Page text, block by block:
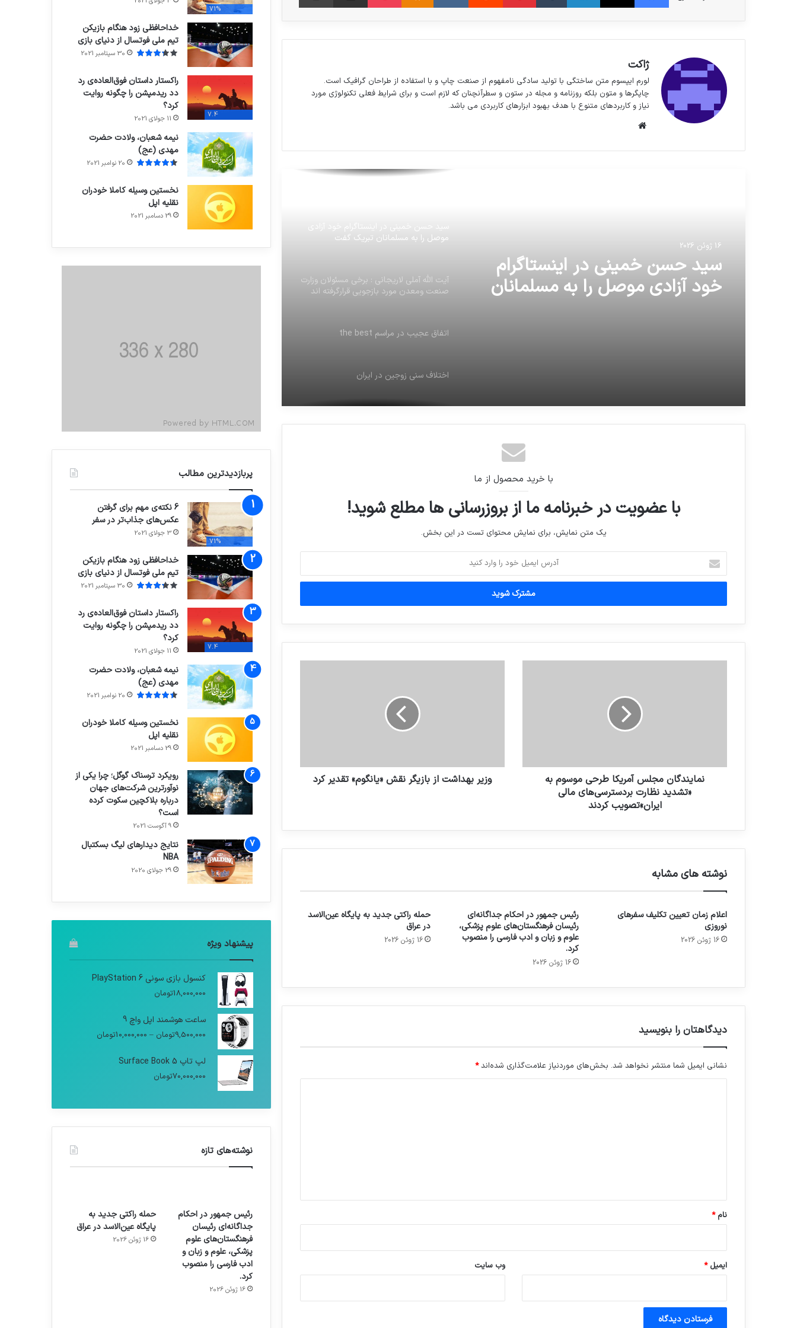
ژاکت
لورم ایپسوم متن ساختگی با تولید سادگی نامفهوم از صنعت چاپ و با استفاده از طراحان گرافیک است.
چاپگرها و متون بلکه روزنامه و مجله در ستون و سطرآنچنان که لازم است و برای شرایط فعلی تکنولوژی مورد
نیاز و کاربردهای متنوع با هدف بهبود ابزارهای کاربردی می باشد.
16 ژوئن 2026
سید حسن خمینی در اینستاگرام
خود آزادی موصل را به مسلمانان
اختلاف سنی زوجین در ایران
مرتضی پورعلی‌گنجی و محمد طیبی در بازی
موصل را به مسلمانان تبریک گفت
آیت الله آملی لاریجانی : برخی مسئولان وزارت
صنعت ومعدن مورد بازجویی قرارگرفته اند
اتفاق عجیب در مراسم the best
اختلاف سنی زوجین در ایران
موصل را به مسلمانان تبریک گفت
آیت الله آملی لاریجانی : برخی مسئولان وزارت
با خرید محصول از ما
با عضویت در خبرنامه ما از بروزرسانی ها مطلع شوید!
یک متن نمایش، برای نمایش محتوای تست در این بخش.
آدرس
ایمیل
خود
وارد
نمایندگان مجلس آمریکا طرحی موسوم به
«تشدید نظارت بردسترسی‌های مالی
ایران»تصویب کردند
وزیر بهداشت از بازیگر نقش «یانگوم» تقدیر کرد
نوشته های مشابه
اعلام زمان تعیین تکلیف سفرهای
نوروزی
16 ژوئن 2026
رئیس جمهور در احکام جداگانه‌ای
رئیسان فرهنگستان‌های علوم پزشکی،
علوم و زبان و ادب فارسی را منصوب
کرد.
16 ژوئن 2026
حمله راکتی جدید به پایگاه عین‌الاسد
در عراق
16 ژوئن 2026
دیدگاهتان را بنویسید
نشانی ایمیل شما منتشر نخواهد شد. بخش‌های موردنیاز علامت‌گذاری شده‌اند*
نام*
ایمیل* وب‌ سایت
71%
خداحافظی زود هنگام بازیکن
تیم ملی فوتسال از دنیای بازی
30 سپتامبر 2021
7.4
راکستار داستان فوق‌العاده‌ی رد
دد ریدمپشن را چگونه روایت
کرد؟
11 جولای 2021
نیمه شعبان، ولادت حضرت
مهدی (عج)
20 نوامبر 2021
نخستین وسیله کاملا خودران
نقلیه اپل
29 دسامبر 2021
پربازدیدترین مطالب
71%
6 نکته‌ی مهم برای گرفتن
عکس‌های جذاب‌تر در سفر
3 جولای 2021
خداحافظی زود هنگام بازیکن
تیم ملی فوتسال از دنیای بازی
30 سپتامبر 2021
7.4
راکستار داستان فوق‌العاده‌ی رد
دد ریدمپشن را چگونه روایت
کرد؟
11 جولای 2021
نیمه شعبان، ولادت حضرت
مهدی (عج)
20 نوامبر 2021
نخستین وسیله کاملا خودران
نقلیه اپل
29 دسامبر 2021
رویکرد ترسناک گوگل؛ چرا یکی از
نوآورترین شرکت‌های جهان
درباره بلاکچین سکوت کرده
است؟
9 آگوست 2021
نتایج دیدار‌های لیگ بسکتبال
NBA
29 جولای 2020
پیشنهاد ویژه
کنسول بازی سونی PlayStation 6
18,000,000تومان
ساعت هوشمند اپل واچ 9
9,500,000تومان –
10,000,000تومان
لپ تاپ Surface Book 5
70,000,000تومان
نوشته‌های تازه
رئیس جمهور در احکام
جداگانه‌ای رئیسان
فرهنگستان‌های علوم
پزشکی، علوم و زبان و
ادب فارسی را منصوب
کرد.
16 ژوئن 2026
حمله راکتی جدید به
پایگاه عین‌الاسد در عراق
16 ژوئن 2026